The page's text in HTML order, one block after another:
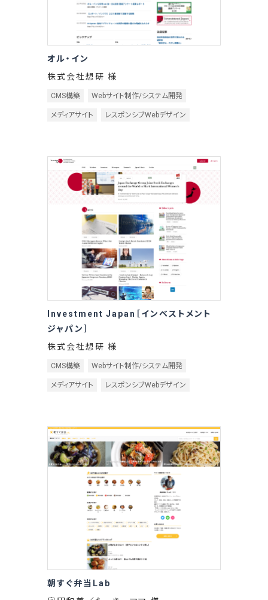
オル・イン
株式会社想研 様
CMS構築 Webサイト制作/システム開発
メディアサイト レスポンシブWebデザイン
Investment Japan［インベストメント
ジャパン］
株式会社想研 様
CMS構築 Webサイト制作/システム開発
メディアサイト レスポンシブWebデザイン
朝すぐ弁当Lab